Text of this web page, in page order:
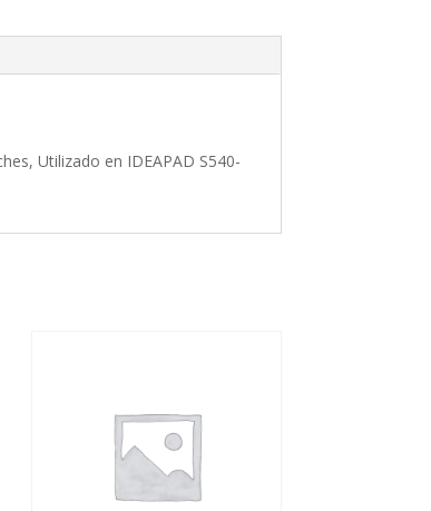
Utilizado en IDEAPAD S540-